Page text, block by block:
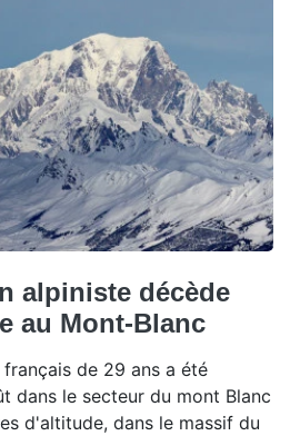
alpiniste décède
au Mont-Blanc
de 29 ans a été
dans le secteur du mont Blanc
d'altitude, dans le massif du